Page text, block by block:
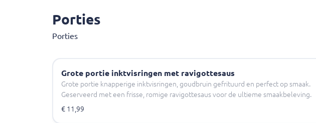
Porties
Porties
Grote portie inktvisringen met ravigottesaus
Grote portie knapperige inktvisringen, goudbruin gefrituurd en perfect op smaak.
Geserveerd met een frisse, romige ravigottesaus voor de ultieme smaakbeleving.
€ 11,99